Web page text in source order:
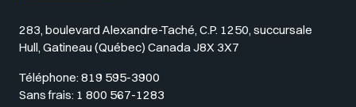
283, boulevard Alexandre-Taché, C.P. 1250, succursale
Hull, Gatineau (Québec) Canada J8X 3X7
Téléphone: 819 595-3900
Sans frais: 1 800 567-1283